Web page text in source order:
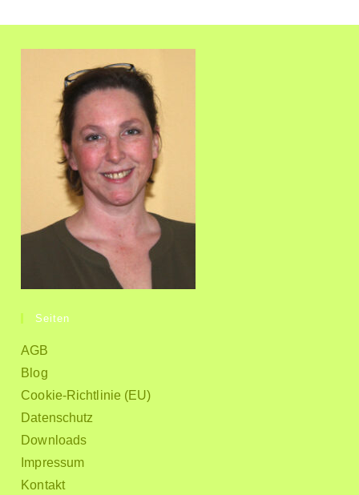
Seiten
AGB
Blog
Cookie-Richtlinie (EU)
Datenschutz
Downloads
Impressum
Kontakt